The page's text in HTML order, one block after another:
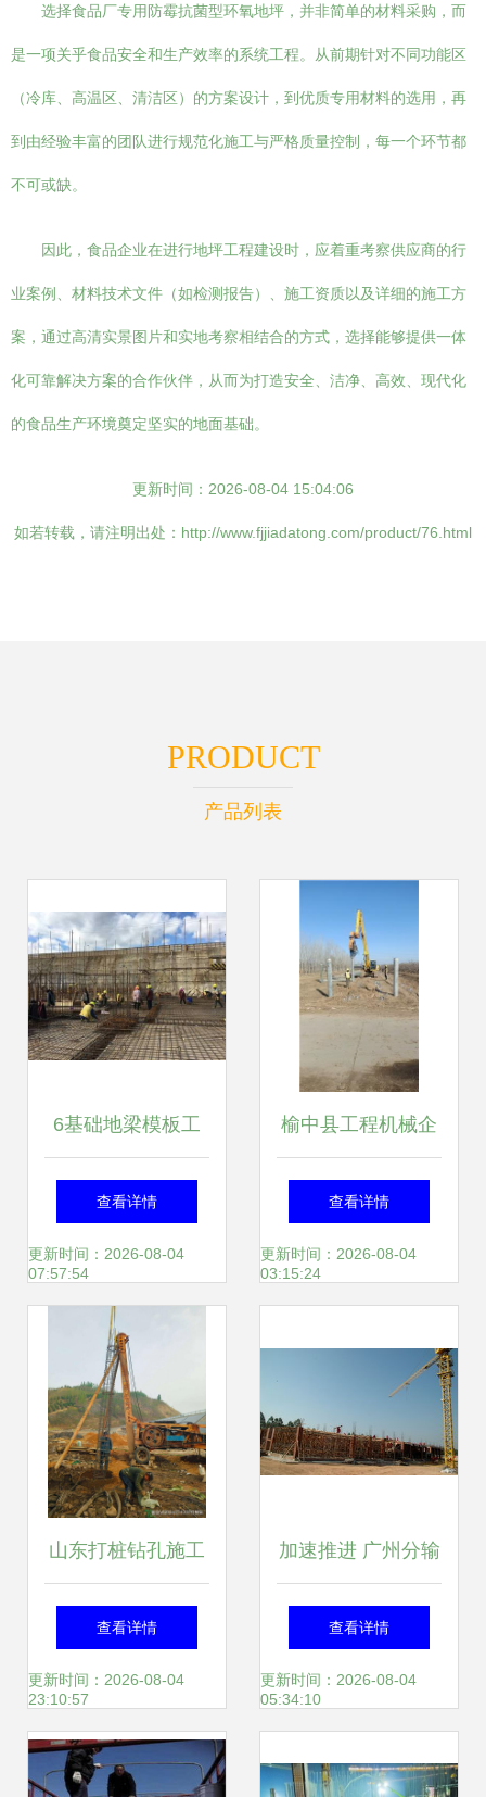
选择食品厂专用防霉抗菌型环氧地坪，并非简单的材料采购，而
是一项关乎食品安全和生产效率的系统工程。从前期针对不同功能区
（冷库、高温区、清洁区）的方案设计，到优质专用材料的选用，再
到由经验丰富的团队进行规范化施工与严格质量控制，每一个环节都
不可或缺。
因此，食品企业在进行地坪工程建设时，应着重考察供应商的行
业案例、材料技术文件（如检测报告）、施工资质以及详细的施工方
案，通过高清实景图片和实地考察相结合的方式，选择能够提供一体
化可靠解决方案的合作伙伴，从而为打造安全、洁净、高效、现代化
的食品生产环境奠定坚实的地面基础。
更新时间：2026-08-04 15:04:06
如若转载，请注明出处：http://www.fjjiadatong.com/product/76.html
PRODUCT
产品列表
6基础地梁模板工
程量计算
查看详情
更新时间：2026-08-04
07:57:54
榆中县工程机械企
业黄页——助力工
程施工行业高效发
查看详情
更新时间：2026-08-04
03:15:24
山东打桩钻孔施工
队 专业桩基施工与
基础工程服务详解
查看详情
更新时间：2026-08-04
23:10:57
加速推进 广州分输
压气站进入施工冲
刺阶段
查看详情
更新时间：2026-08-04
05:34:10